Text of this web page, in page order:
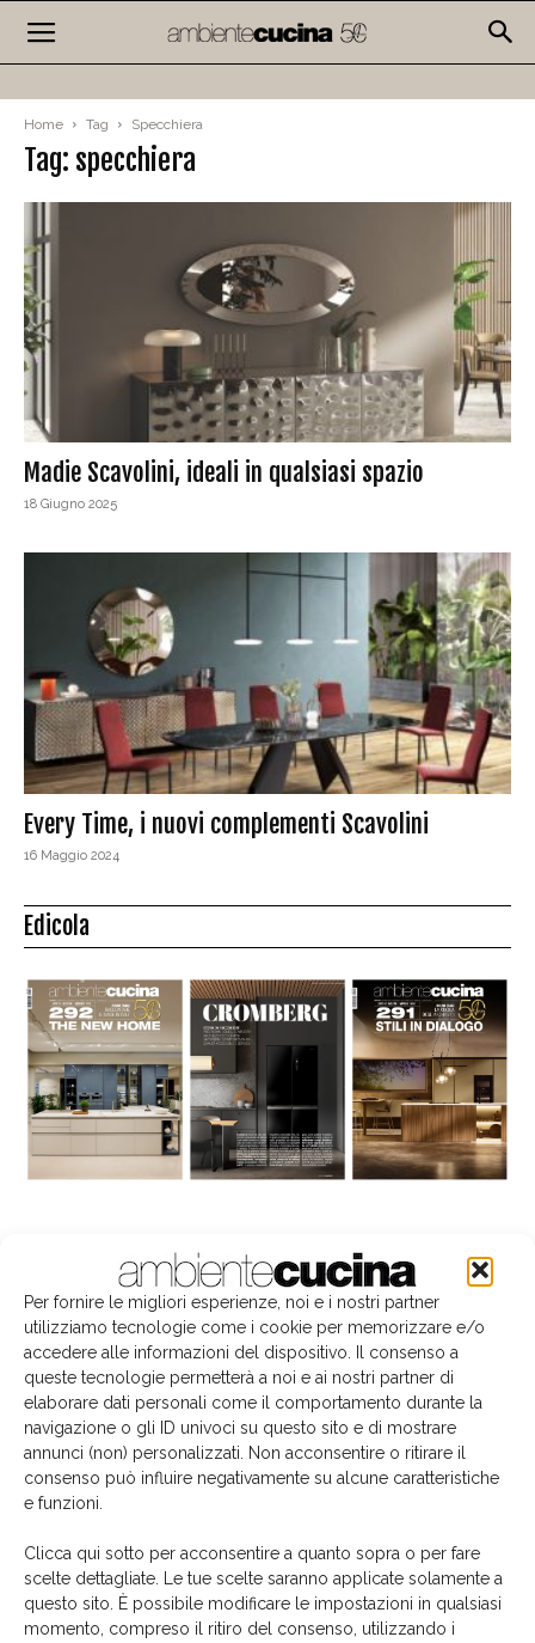
Per fornire le migliori esperienze, noi e i nostri partner
utilizziamo tecnologie come i cookie per memorizzare e/o
accedere alle informazioni del dispositivo. Il consenso a
queste tecnologie permetterà a noi e ai nostri partner di
elaborare dati personali come il comportamento durante la
navigazione o gli ID univoci su questo sito e di mostrare
annunci (non) personalizzati. Non acconsentire o ritirare il
consenso può influire negativamente su alcune caratteristiche
e funzioni.
Clicca qui sotto per acconsentire a quanto sopra o per fare
scelte dettagliate. Le tue scelte saranno applicate solamente a
questo sito. È possibile modificare le impostazioni in qualsiasi
momento, compreso il ritiro del consenso, utilizzando i
Home Tag Specchiera
Tag: specchiera
Madie Scavolini, ideali in qualsiasi spazio
18 Giugno 2025
Every Time, i nuovi complementi Scavolini
16 Maggio 2024
Edicola
La biblioteca dei brand